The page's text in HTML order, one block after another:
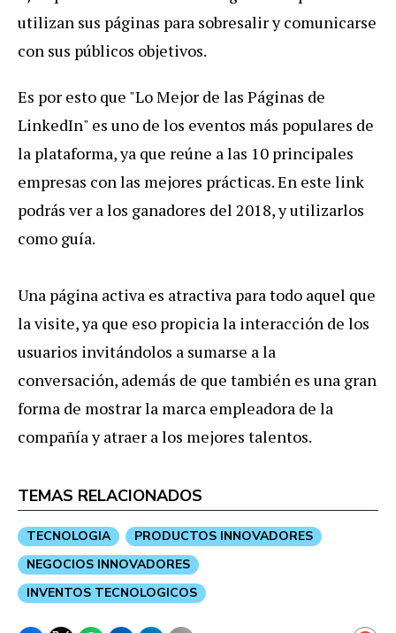
utilizan sus páginas para sobresalir y comunicarse
con sus públicos objetivos.
Es por esto que "Lo Mejor de las Páginas de
LinkedIn" es uno de los eventos más populares de
la plataforma, ya que reúne a las 10 principales
empresas con las mejores prácticas. En este link
podrás ver a los ganadores del 2018, y utilizarlos
como guía.
Una página activa es atractiva para todo aquel que
la visite, ya que eso propicia la interacción de los
usuarios invitándolos a sumarse a la
conversación, además de que también es una gran
forma de mostrar la marca empleadora de la
compañía y atraer a los mejores talentos.
TEMAS RELACIONADOS
TECNOLOGIA
PRODUCTOS INNOVADORES
NEGOCIOS INNOVADORES
INVENTOS TECNOLOGICOS